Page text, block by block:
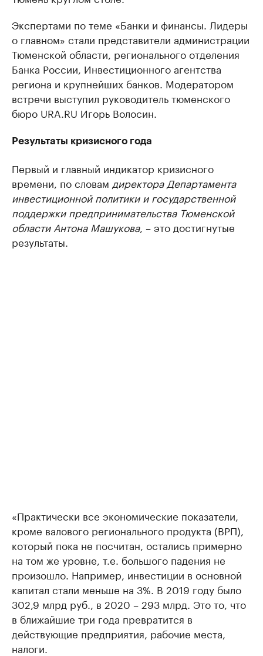
Экспертами по теме «Банки и финансы. Лидеры
о главном» стали представители администрации
Тюменской области, регионального отделения
Банка России, Инвестиционного агентства
региона и крупнейших банков. Модератором
встречи выступил руководитель тюменского
бюро URA.RU Игорь Волосин.
Результаты кризисного года
Первый и главный индикатор кризисного
времени, по словам директора Департамента
инвестиционной политики и государственной
поддержки предпринимательства Тюменской
области Антона Машукова, – это достигнутые
результаты.
«Практически все экономические показатели,
кроме валового регионального продукта (ВРП),
который пока не посчитан, остались примерно
на том же уровне, т.е. большого падения не
произошло. Например, инвестиции в основной
капитал стали меньше на 3%. В 2019 году было
302,9 млрд руб., в 2020 – 293 млрд. Это то, что
в ближайшие три года превратится в
действующие предприятия, рабочие места,
налоги.